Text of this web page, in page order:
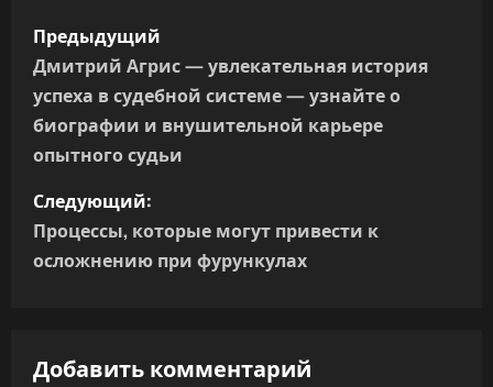
Н
а
в
и
г
а
и
Предыдущий
Дмитрий Агрис — увлекательная история
успеха в судебной системе — узнайте о
биографии и внушительной карьере
опытного судьи
Следующий:
Процессы, которые могут привести к
осложнению при фурункулах
Добавить комментарий